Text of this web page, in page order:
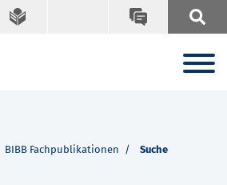
BIBB Fachpublikationen Suche